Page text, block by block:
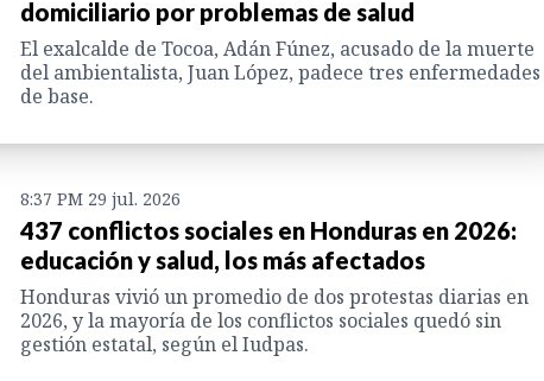
domiciliario por problemas de salud
El exalcalde de Tocoa, Adán Fúnez, acusado de la muerte
del ambientalista, Juan López, padece tres enfermedades
de base.
8:37 PM 29 jul. 2026
437 conflictos sociales en Honduras en 2026:
educación y salud, los más afectados
Honduras vivió un promedio de dos protestas diarias en
2026, y la mayoría de los conflictos sociales quedó sin
gestión estatal, según el Iudpas.